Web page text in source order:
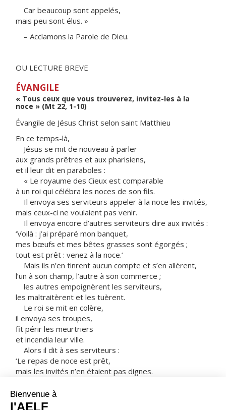
Car beaucoup sont appelés,
mais peu sont élus. »
– Acclamons la Parole de Dieu.
OU LECTURE BREVE
ÉVANGILE
« Tous ceux que vous trouverez, invitez-les à la
noce » (Mt 22, 1-10)
Évangile de Jésus Christ selon saint Matthieu
En ce temps-là,
Jésus se mit de nouveau à parler
aux grands prêtres et aux pharisiens,
et il leur dit en paraboles :
« Le royaume des Cieux est comparable
à un roi qui célébra les noces de son fils.
Il envoya ses serviteurs appeler à la noce les invités,
mais ceux-ci ne voulaient pas venir.
Il envoya encore d’autres serviteurs dire aux invités :
‘Voilà : j’ai préparé mon banquet,
mes bœufs et mes bêtes grasses sont égorgés ;
tout est prêt : venez à la noce.’
Mais ils n’en tinrent aucun compte et s’en allèrent,
l’un à son champ, l’autre à son commerce ;
les autres empoignèrent les serviteurs,
les maltraitèrent et les tuèrent.
Le roi se mit en colère,
il envoya ses troupes,
fit périr les meurtriers
et incendia leur ville.
Alors il dit à ses serviteurs :
‘Le repas de noce est prêt,
mais les invités n’en étaient pas dignes.
tous ceux que vous trouverez,
invitez-les à la noce.’